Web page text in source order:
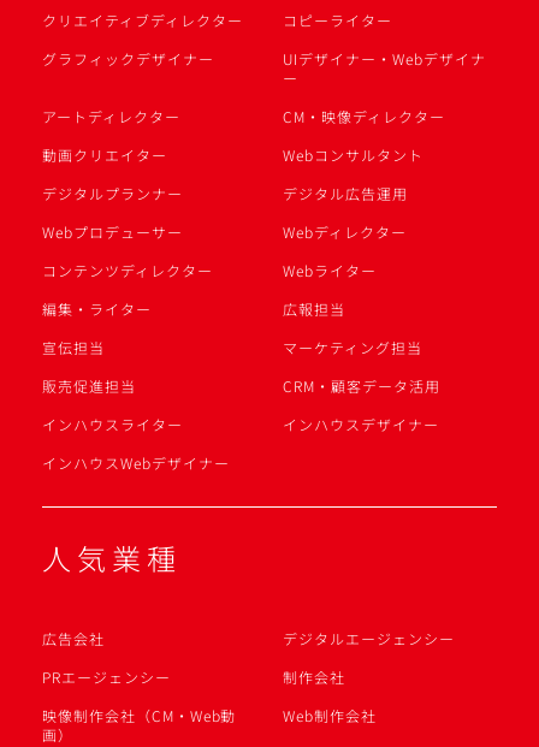
クリエイティブディレクター
コピーライター
グラフィックデザイナー
UIデザイナー・Webデザイナ
ー
アートディレクター
CM・映像ディレクター
動画クリエイター
Webコンサルタント
デジタルプランナー
デジタル広告運用
Webプロデューサー
Webディレクター
コンテンツディレクター
Webライター
編集・ライター
広報担当
宣伝担当
マーケティング担当
販売促進担当
CRM・顧客データ活用
インハウスライター
インハウスデザイナー
インハウスWebデザイナー
人気業種
広告会社
デジタルエージェンシー
PRエージェンシー
制作会社
映像制作会社（CM・Web動
画）
Web制作会社